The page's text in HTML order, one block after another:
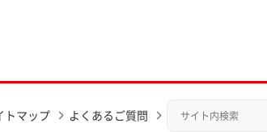
トマップ よくあるご質問